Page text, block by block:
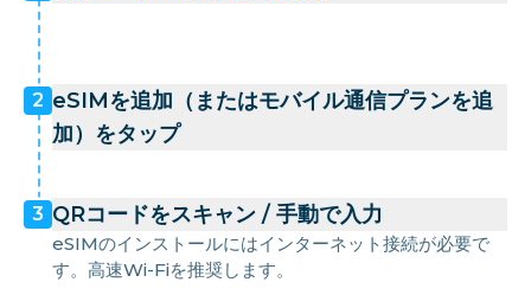
2 eSIMを追加（またはモバイル通信プランを追
加）をタップ
3 QRコードをスキャン / 手動で入力
eSIMのインストールにはインターネット接続が必要で
す。高速Wi-Fiを推奨します。